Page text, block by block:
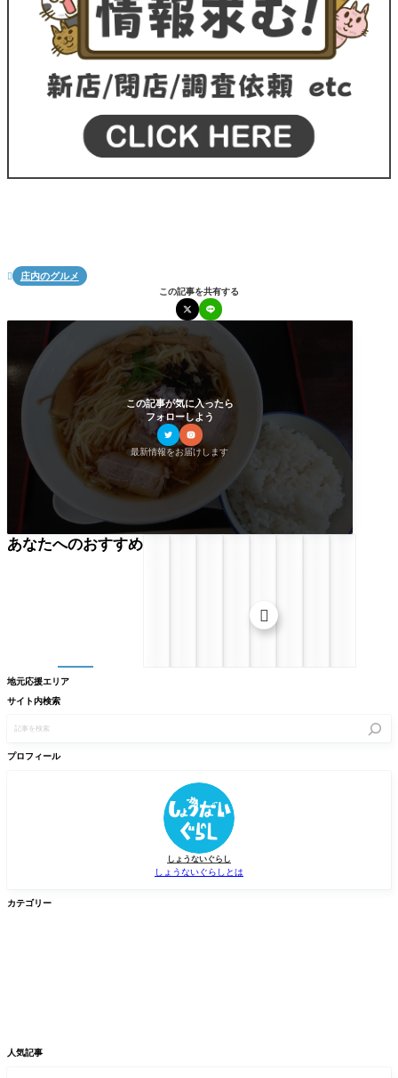
 庄内のグルメ
この記事を共有する
この記事が気に入ったら
フォローしよう
最新情報をお届けします
地元応援エリア
サイト内検索
検
プロフィール
しょうないぐらし
しょうないぐらしとは
カテゴリー
人気記事
あなたへのおすすめ
